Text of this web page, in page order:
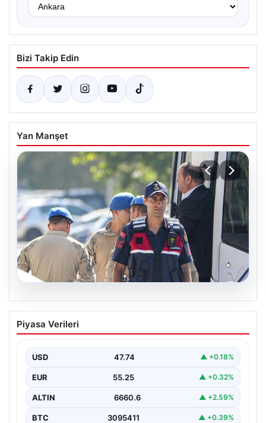
Bizi Takip Edin
Yan Manşet
Menderes Belediye Başkanı İlkay Çiçek
Tutuklandı: Gelişmeler ve Detaylar
soruşturma kapsamında belediye başkanı İlkay Çiçek ve
14…
Piyasa Verileri
USD 47.74 ▲ +0.18%
EUR 55.25 ▲ +0.32%
ALTIN 6660.6 ▲ +2.59%
BTC 3095411 ▲ +0.39%